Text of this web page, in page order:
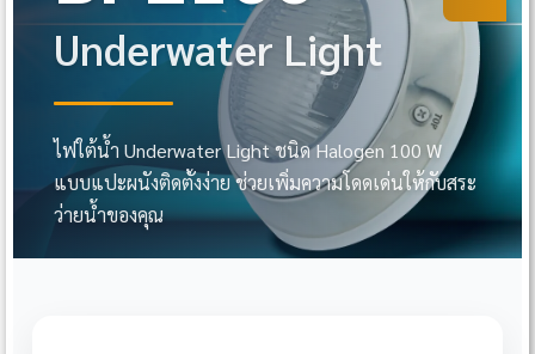
Underwater Light
ไฟใต้น้ำ Underwater Light ชนิด Halogen 100 W
แบบแปะผนังติดตั้งง่าย ช่วยเพิ่มความโดดเด่นให้กับสระ
ว่ายน้ำของคุณ